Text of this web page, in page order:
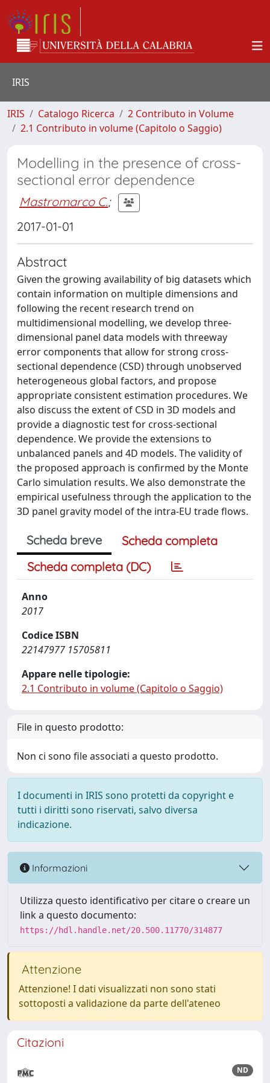
IRIS
IRIS Catalogo Ricerca
2 Contributo in Volume
2.1 Contributo in volume (Capitolo o Saggio)
Modelling in the presence of cross-
sectional error dependence
Mastromarco C.;
2017-01-01
Abstract
Given the growing availability of big datasets which
contain information on multiple dimensions and
following the recent research trend on
multidimensional modelling, we develop three-
dimensional panel data models with threeway
error components that allow for strong cross-
sectional dependence (CSD) through unobserved
heterogeneous global factors, and propose
appropriate consistent estimation procedures. We
also discuss the extent of CSD in 3D models and
provide a diagnostic test for cross-sectional
dependence. We provide the extensions to
unbalanced panels and 4D models. The validity of
the proposed approach is confirmed by the Monte
Carlo simulation results. We also demonstrate the
empirical usefulness through the application to the
3D panel gravity model of the intra-EU trade flows.
Scheda breve
Scheda completa
Scheda completa (DC)
Anno
2017
Codice ISBN
22147977 15705811
Appare nelle tipologie:
2.1 Contributo in volume (Capitolo o Saggio)
File in questo prodotto:
Non ci sono file associati a questo prodotto.
I documenti in IRIS sono protetti da copyright e
tutti i diritti sono riservati, salvo diversa
indicazione.
Informazioni
Utilizza questo identificativo per citare o creare un
link a questo documento:
https://hdl.handle.net/20.500.11770/314877
Attenzione
Attenzione! I dati visualizzati non sono stati
sottoposti a validazione da parte dell'ateneo
Citazioni
ND